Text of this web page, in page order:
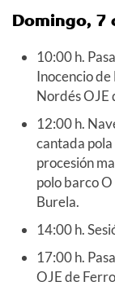
Domingo, 7
10:00 h.
Inocencio de
Nordés OJE
12:00 h.
cantada
procesión
polo barco
Burela.
14:00 h.
17:00 h.
OJE de